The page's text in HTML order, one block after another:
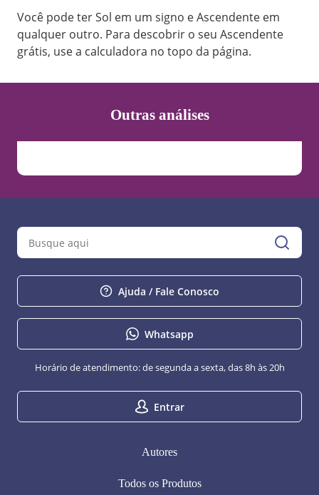
Você pode ter Sol em um signo e Ascendente em
qualquer outro. Para descobrir o seu Ascendente
grátis, use a calculadora no topo da página.
Outras análises
Ajuda / Fale Conosco
Whatsapp
Entrar
Horário de atendimento: de segunda a sexta, das 8h às 20h
Autores
Todos os Produtos